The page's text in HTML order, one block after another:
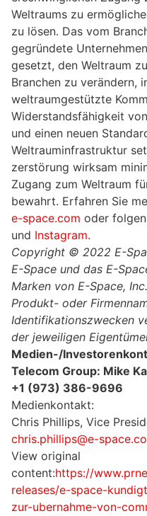
Weltraums zu
zu lösen. Das vom
gegründete
gesetzt, den Weltraum
Branchen zu verändern,
weltraumgestützte
Widerstandsfähigkeit
und einen neuen
Weltrauminfrastruktur
zerstörung wirksam
Zugang zum Weltraum
bewahrt. Erfahren Sie
e-space.com oder
und Instagram.
Copyright © 2022 E-
E-Space und das E-
Marken von E-Space,
Produkt- oder
Identifikationszwecken
der jeweiligen
Medien-/
Telecom Group: Mike
+1 (973) 386-9696
Medienkontakt:
Chris Phillips, Vice
chris.phillips@e-
View original
content:https://
releases/e-space-
zur-ubernahme-von-